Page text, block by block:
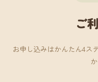
ご
お申し込みはかんたん4ス